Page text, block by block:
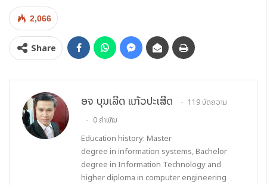
2,066
Share
ອຈ ບຸນເລີດ ແກ້ວປະເສີດ
119 ບົດຄວາມ
0 ຄຳເຫັນ
Education history: Master
degree in information systems, Bachelor
degree in Information Technology and
higher diploma in computer engineering